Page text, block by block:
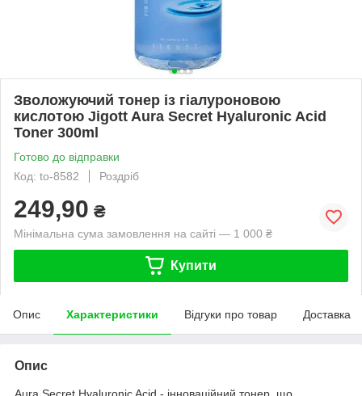
Зволожуючий тонер із гіалуроновою
кислотою Jigott Aura Secret Hyaluronic Acid
Toner 300ml
Готово до відправки
Код: to-8582
Роздріб
249,90 ₴
Мінімальна сума замовлення на сайті — 1 000 ₴
Купити
Опис Характеристики Відгуки про товар Доставка
Опис
Aura Secret Hyaluronic Acid - інноваційний тонер, що